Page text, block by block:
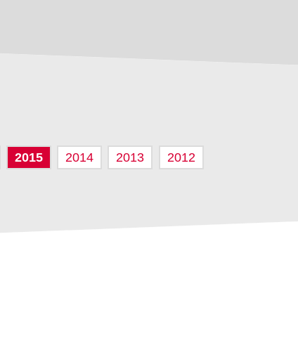
2015 2014 2013
2012